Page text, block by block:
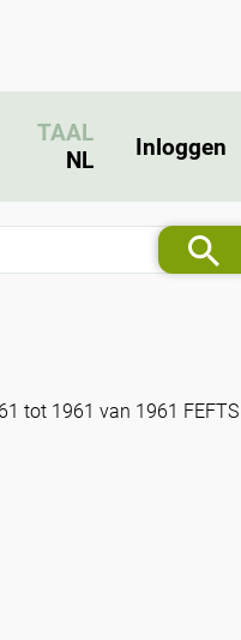
TAAL
NL
Inloggen
tot 1961 van 1961 FEFTS